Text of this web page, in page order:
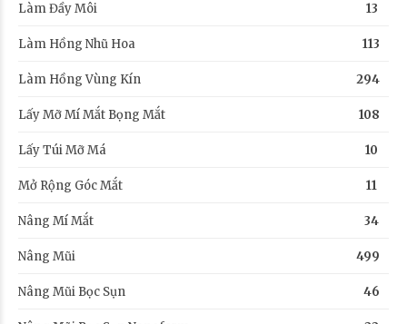
Làm Đầy Môi 13
Làm Hồng Nhũ Hoa 113
Làm Hồng Vùng Kín 294
Lấy Mỡ Mí Mắt Bọng Mắt 108
Lấy Túi Mỡ Má 10
Mở Rộng Góc Mắt 11
Nâng Mí Mắt 34
Nâng Mũi 499
Nâng Mũi Bọc Sụn 46